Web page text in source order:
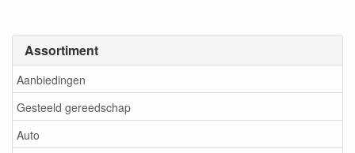
Assortiment
Aanbiedingen
Gesteeld gereedschap
Auto